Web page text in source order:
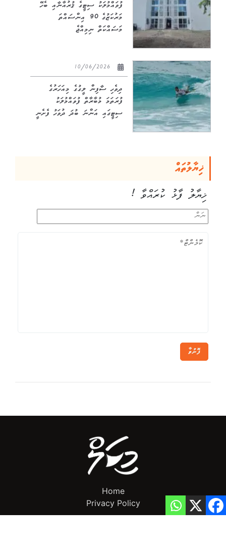
ފުވައްމުލަކު ސިޓީގެ ޤުރުއާނާއި ބެހޭ
މަރުކަޒުގެ 90 އިންސައްތަ
މަސައްކަތް ނިމިއްޖެ
ދިވެހި ސާފިން ލީގުގެ މިއަހަރުގެ
ފުރަތަމަ މުބާރާތް ފުވައްމުލަކު
ސިޓީގައި އަންނަ ބުދަ ދުވަހު ފެށެނީ
ޚިޔާލުތައް
ޚިޔާލު ފާޅު ކުރައްވާ !
ފޮނުވާ
Home
Privacy Policy